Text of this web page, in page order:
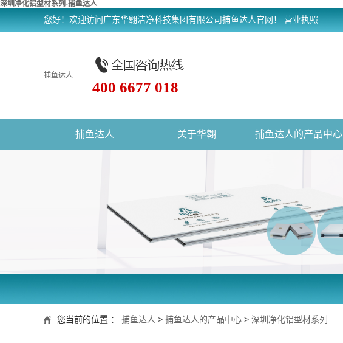
深圳净化铝型材系列-捕鱼达人
您好！欢迎访问广东华翱洁净科技集团有限公司捕鱼达人官网！ 营业执照
捕鱼达人
400 6677 018
捕鱼达人 关于华翱 捕鱼达人的产品中心
您当前的位置 ： 捕鱼达人 > 捕鱼达人的产品中心 > 深圳净化铝型材系列